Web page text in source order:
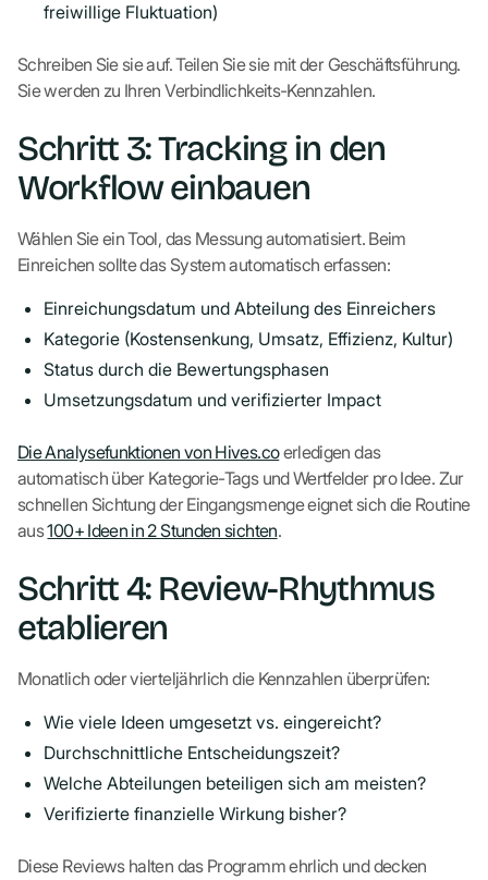
freiwillige Fluktuation)
Schreiben Sie sie auf. Teilen Sie sie mit der Geschäftsführung.
Sie werden zu Ihren Verbindlichkeits-Kennzahlen.
Schritt 3: Tracking in den
Workflow einbauen
Wählen Sie ein Tool, das Messung automatisiert. Beim
Einreichen sollte das System automatisch erfassen:
Einreichungsdatum und Abteilung des Einreichers
Kategorie (Kostensenkung, Umsatz, Effizienz, Kultur)
Status durch die Bewertungsphasen
Umsetzungsdatum und verifizierter Impact
Die Analysefunktionen von Hives.coerledigen das
automatisch über Kategorie-Tags und Wertfelder pro Idee. Zur
schnellen Sichtung der Eingangsmenge eignet sich die Routine
aus100+ Ideen in 2 Stunden sichten.
Schritt 4: Review-Rhythmus
etablieren
Monatlich oder vierteljährlich die Kennzahlen überprüfen:
Wie viele Ideen umgesetzt vs. eingereicht?
Durchschnittliche Entscheidungszeit?
Welche Abteilungen beteiligen sich am meisten?
Verifizierte finanzielle Wirkung bisher?
Diese Reviews halten das Programm ehrlich und decken